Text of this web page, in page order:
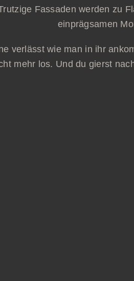
Fassaden werden zu
einprägsamen
verlässt wie man in ihr
mehr los. Und du gierst